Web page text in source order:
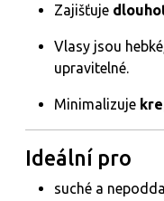
Zajišťuje
Vlasy jsou
upravitelné.
Minimalizuje
Ideální pro
suché a